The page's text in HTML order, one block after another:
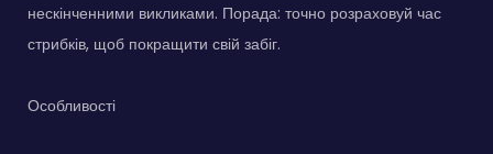
нескінченними викликами. Порада: точно розраховуй час
стрибків, щоб покращити свій забіг.
Особливості